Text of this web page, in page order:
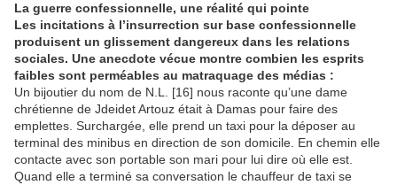
La guerre confessionnelle, une réalité qui pointe
Les incitations à l’insurrection sur base confessionnelle
produisent un glissement dangereux dans les relations
sociales. Une anecdote vécue montre combien les esprits
faibles sont perméables au matraquage des médias :
Un bijoutier du nom de N.L. [16] nous raconte qu’une dame
chrétienne de Jdeidet Artouz était à Damas pour faire des
emplettes. Surchargée, elle prend un taxi pour la déposer au
terminal des minibus en direction de son domicile. En chemin elle
contacte avec son portable son mari pour lui dire où elle est.
Quand elle a terminé sa conversation le chauffeur de taxi se